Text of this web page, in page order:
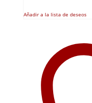
Añadir a la lista de deseos